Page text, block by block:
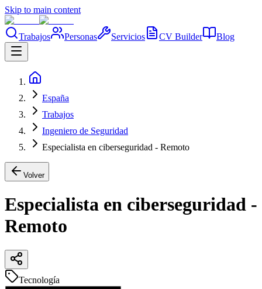
Skip to main content
Trabajos Personas Servicios CV Builder Blog
España
Trabajos
Ingeniero de Seguridad
Especialista en ciberseguridad - Remoto
Volver
Especialista en ciberseguridad -
Remoto
Tecnología